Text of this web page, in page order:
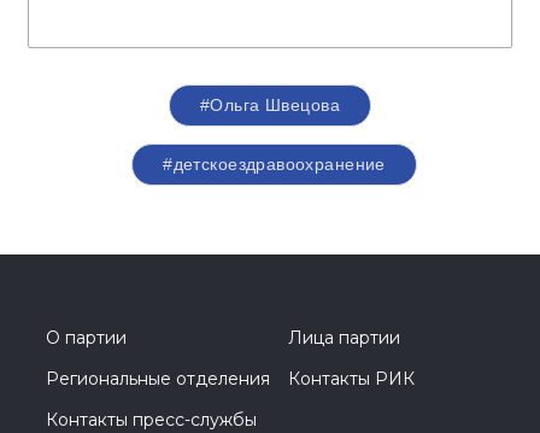
#Ольга Швецова
#детскоездравоохранение
О партии
Лица партии
Региональные отделения
Контакты РИК
Контакты пресс-службы